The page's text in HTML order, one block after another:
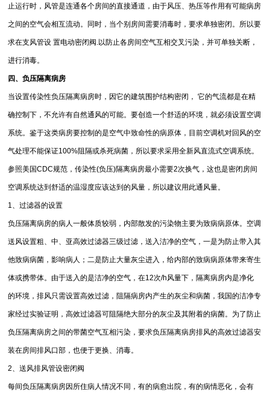
止运行时，风管是连通各个房间的直接通道，由于风压、热压等作用有可能病房
之间的空气会相互流动。同时，当个别房间需要消毒时，要求单独密闭。所以要
求在支风管设 置电动密闭阀.以防止各房间空气互相交叉污染，并可单独关断，
进行消毒。
四、负压隔离病房
当设置传染性负压隔离病房时，因它的建筑围护结构密闭， 它的气流都是在精
确控制下，不允许有自然通风的可能。要创造一个舒适的环境，就必须设置空调
系统。鉴于这类病房要控制的是空气中致命性的病原体，目前空调机对回风的空
气处理不能保证100%阻隔或杀死病菌，所以要求采用全新风直流式空调系统。
参照美国CDC规范，传染性(负压)隔离病房最小需要2次换气，这也是密闭房间
空调系统达到舒适的温湿度应该达到的风量，所以建议用此通风量。
1、过滤器的设置
负压隔离病房的病人一般体质较弱，内部散发的污染物主要为致病病原体。空调
送风设置粗、中、亚高效过滤器三级过滤，送入洁净的空气，一是为防止带入其
他致病病菌，影响病人；二是防止大量灰尘进入，给内部的致病病原体带来寄生
体或携带体。由于送入的是洁净的空气，在12次/h风量下，隔离病房内是净化
的环境，排风只需设置高效过滤，阻隔病房内产生的灰尘和病菌，我国的洁净专
家经过实验证明，高效过滤器可阻隔绝大部分的灰尘及其附着的病菌。为了防止
负压隔离病房之间的带菌空气互相污染，要求负压隔离病房排风的高效过滤器安
装在房间排风口部，也便于更换、消毒。
2、送风排风管设密闭阀
每间负压隔离病房因所住病人情况不同，有的病愈出院，有的病情恶化，会有